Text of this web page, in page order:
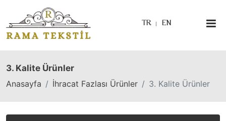
TR EN
3. Kalite Ürünler
Anasayfa
İhracat Fazlası Ürünler 3. Kalite Ürünler